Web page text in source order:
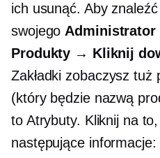
ich usunąć. Aby
swojego
Produkty → Kliknij
Zakładki zobaczysz tuż
(który będzie nazwą
to Atrybuty. Kliknij na
następujące informacje: